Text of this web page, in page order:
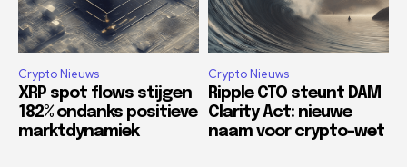
Crypto Nieuws
XRP spot flows stijgen
182% ondanks positieve
marktdynamiek
Crypto Nieuws
Ripple CTO steunt DAM
Clarity Act: nieuwe
naam voor crypto-wet